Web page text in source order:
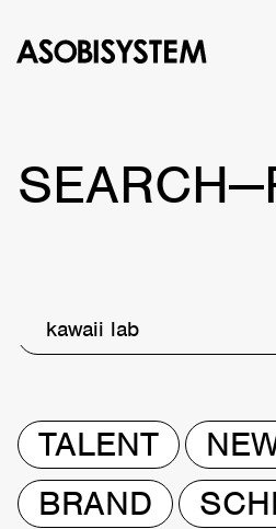
kawaii lab
TALENT
BRAND